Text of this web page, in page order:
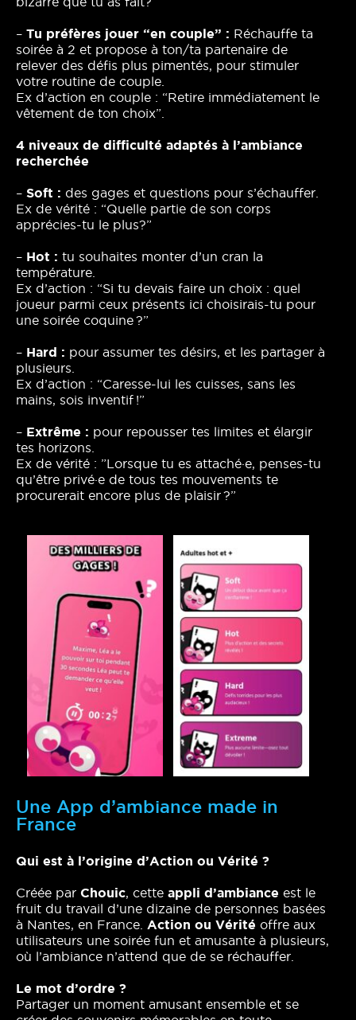
– Tu préfères jouer “en couple” : Réchauffe ta
soirée à 2 et propose à ton/ta partenaire de
relever des défis plus pimentés, pour stimuler
votre routine de couple.
Ex d’action en couple : “Retire immédiatement le
vêtement de ton choix”.
4 niveaux de difficulté adaptés à l’ambiance
recherchée
– Soft : des gages et questions pour s’échauffer.
Ex de vérité : “Quelle partie de son corps
apprécies-tu le plus?”
– Hot : tu souhaites monter d’un cran la
température.
Ex d’action : “Si tu devais faire un choix : quel
joueur parmi ceux présents ici choisirais-tu pour
une soirée coquine ?”
– Hard : pour assumer tes désirs, et les partager à
plusieurs.
Ex d’action : “Caresse-lui les cuisses, sans les
mains, sois inventif !”
– Extrême : pour repousser tes limites et élargir
tes horizons.
Ex de vérité : ”Lorsque tu es attaché·e, penses-tu
qu’être privé·e de tous tes mouvements te
procurerait encore plus de plaisir ?”
Une App d’ambiance made in
France
Qui est à l’origine d’Action ou Vérité ?
Créée par Chouic, cette appli d’ambiance est le
fruit du travail d’une dizaine de personnes basées
à Nantes, en France. Action ou Vérité offre aux
utilisateurs une soirée fun et amusante à plusieurs,
où l’ambiance n’attend que de se réchauffer.
Le mot d’ordre ?
Partager un moment amusant ensemble et se